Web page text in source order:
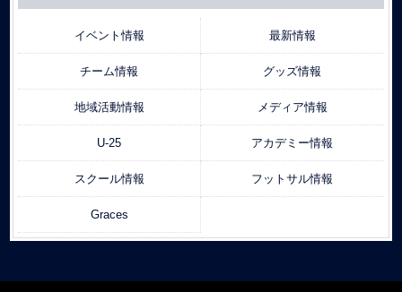
イベント情報 最新情報
チーム情報 グッズ情報
地域活動情報 メディア情報
U-25 アカデミー情報
スクール情報 フットサル情報
Graces